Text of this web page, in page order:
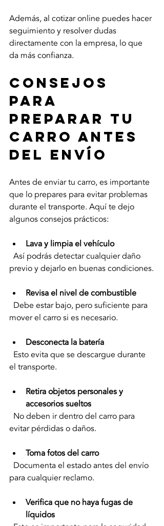
Además, al cotizar online puedes hacer
seguimiento y resolver dudas
directamente con la empresa, lo que
da más confianza.
Consejos
para
preparar tu
carro antes
del envío
Antes de enviar tu carro, es importante
que lo prepares para evitar problemas
durante el transporte. Aquí te dejo
algunos consejos prácticos:
Lava y limpia el vehículo
previo y dejarlo en buenas condiciones.
Revisa el nivel de combustible
mover el carro si es necesario.
Desconecta la batería
el transporte.
Retira objetos personales y
accesorios sueltos
evitar pérdidas o daños.
Toma fotos del carro
para cualquier reclamo.
Verifica que no haya fugas de
líquidos